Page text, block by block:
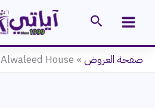
البحث
صفحة العروض »
Alwaleed House